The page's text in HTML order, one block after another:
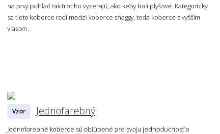
na prvý pohľad tak trochu vyzerajú, ako keby boli plyšové. Kategoricky
sa tieto koberce radí medzi koberce shaggy, teda koberce s vyšším
vlasom.
Vzor Jednofarebný
Jednofarebné koberce sú obľúbené pre svoju jednoduchosť a